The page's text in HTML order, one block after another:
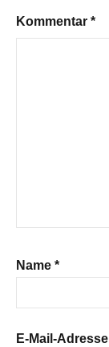
Kommentar *
Name *
E-Mail-Adresse